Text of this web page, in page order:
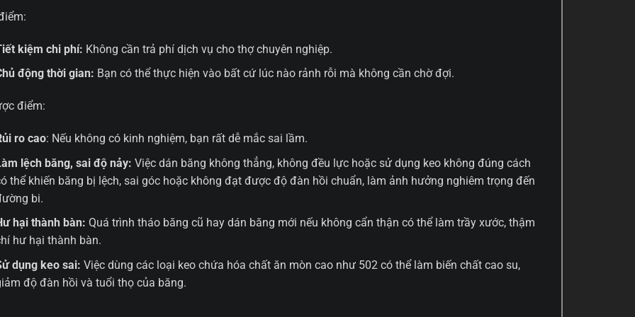
kiệm chi phí: Không cần trả phí dịch vụ cho thợ chuyên nghiệp.
động thời gian: Bạn có thể thực hiện vào bất cứ lúc nào rảnh rỗi mà không cần chờ đợi.
điểm:
ro cao: Nếu không có kinh nghiệm, bạn rất dễ mắc sai lầm.
lệch băng, sai độ nảy: Việc dán băng không thẳng, không đều lực hoặc sử dụng keo không đúng cách
thể khiến băng bị lệch, sai góc hoặc không đạt được độ đàn hồi chuẩn, làm ảnh hưởng nghiêm trọng đến
bi.
hại thành bàn: Quá trình tháo băng cũ hay dán băng mới nếu không cẩn thận có thể làm trầy xước, thậm
hư hại thành bàn.
dụng keo sai:Việc dùng các loại keo chứa hóa chất ăn mòn cao như 502 có thể làm biến chất cao su,
độ đàn hồi và tuổi thọ của băng.